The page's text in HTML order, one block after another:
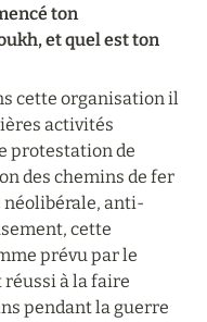
ton
et quel est ton
cette organisation il
activités
protestation de
des chemins de fer
néolibérale, anti-
cette
prévu par le
réussi à la faire
pendant la guerre